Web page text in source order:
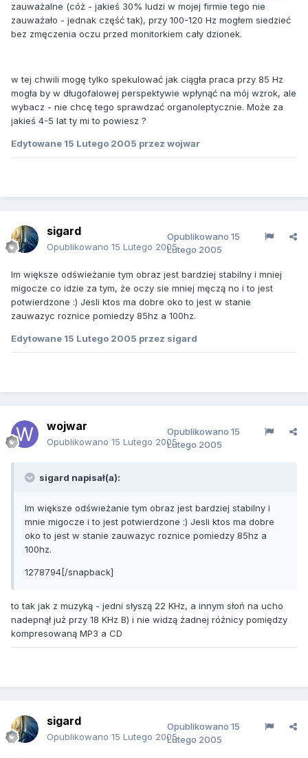
zauważalne (cóż - jakieś 30% ludzi w mojej firmie tego nie
zauważało - jednak część tak), przy 100-120 Hz mogłem siedzieć
bez zmęczenia oczu przed monitorkiem cały dzionek.
w tej chwili mogę tylko spekulować jak ciągła praca przy 85 Hz
mogła by w długofalowej perspektywie wpłynąć na mój wzrok, ale
wybacz - nie chcę tego sprawdzać organoleptycznie. Może za
jakieś 4-5 lat ty mi to powiesz ?
Edytowane 15 Lutego 2005 przez wojwar
sigard
Opublikowano 15 Lutego 2005
Opublikowano 15
Lutego 2005
Im większe odświeżanie tym obraz jest bardziej stabilny i mniej
migocze co idzie za tym, że oczy sie mniej męczą no i to jest
potwierdzone :) Jesli ktos ma dobre oko to jest w stanie
zauwazyc roznice pomiedzy 85hz a 100hz.
Edytowane 15 Lutego 2005 przez sigard
wojwar
Opublikowano 15 Lutego 2005
Opublikowano 15
Lutego 2005
sigard napisał(a):
Im większe odświeżanie tym obraz jest bardziej stabilny i
mnie migocze i to jest potwierdzone :) Jesli ktos ma dobre
oko to jest w stanie zauwazyc roznice pomiedzy 85hz a
100hz.
1278794[/snapback]
to tak jak z muzyką - jedni słyszą 22 KHz, a innym słoń na ucho
nadepnął już przy 18 KHz B) i nie widzą żadnej różnicy pomiędzy
kompresowaną MP3 a CD
sigard
Opublikowano 15 Lutego 2005
Opublikowano 15
Lutego 2005